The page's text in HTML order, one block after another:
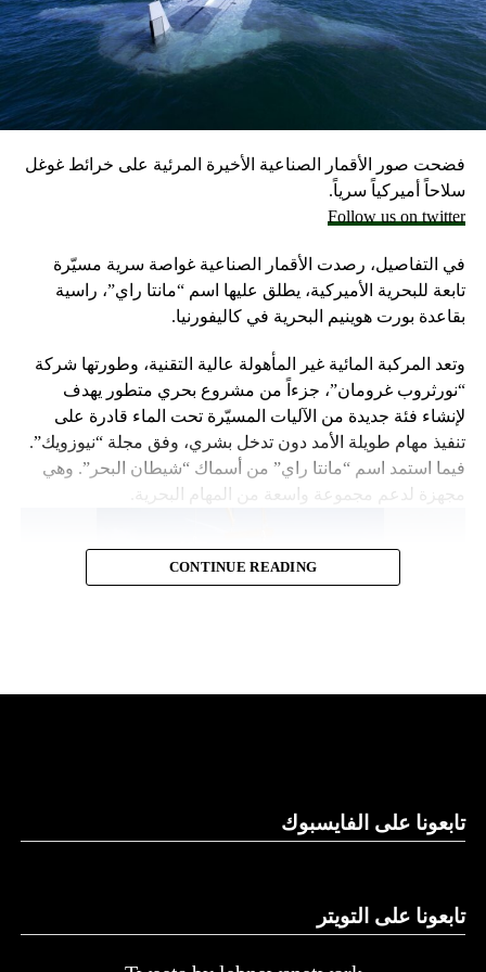
احتياطيا في حال نشوب حرب محتملة مع لبنان، وفق ما أكد
مسؤولون إسرائيليون حاليون وسابقون.
وكانت وزارة الخارجية أرجأت في مايو، فقط تسليم قنابل زنة
2000 رطل و500 رطل إلى إسرائيل بسبب مخاوف بشأن سقوط
ضحايا من المدنيين في مدينة رفح.
إلا أن نتنياهو خرج الأسبوع المضي بتصريحات نارية، ومفاجئة
حول مماطلة أميركا في تسليم تل أبيب أسلحة
ما أثار حفيظة البيت الأبيض الذي وصف تلك التصريحات بالمخيبة
للآمال.
فضحت صور الأقمار الصناعية الأخيرة المرئية على خرائط غوغل
سلاحاً أميركياً سرياً.
Follow us on twitter
في التفاصيل، رصدت الأقمار الصناعية غواصة سرية مسيّرة
تابعة للبحرية الأميركية، يطلق عليها اسم “مانتا راي”، راسية
بقاعدة بورت هوينيم البحرية في كاليفورنيا.
وتعد المركبة المائية غير المأهولة عالية التقنية، وطورتها شركة
“نورثروب غرومان”، جزءاً من مشروع بحري متطور يهدف
لإنشاء فئة جديدة من الآليات المسيّرة تحت الماء قادرة على
تنفيذ مهام طويلة الأمد دون تدخل بشري، وفق مجلة “نيوزويك”.
فيما استمد اسم “مانتا راي” من أسماك “شيطان البحر”. وهي
مجهزة لدعم مجموعة واسعة من المهام البحرية.
وتقول “نورثروب غرومان”، وهي تكتل للصناعات الجوية
الطاقة التي تسمح لها بالرسو في قاع البحر و”السبات” في حالة
انخفاض الطاقة.
CONTINUE READING
تابعونا على الفايسبوك
تابعونا على التويتر